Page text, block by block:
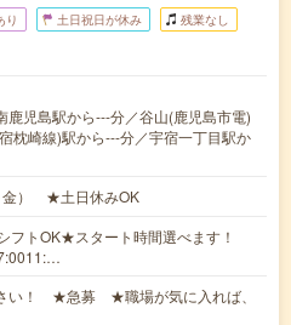
り 土日祝日が休み 残業なし
鹿児島駅から---分／谷山(鹿児島市電)
枕崎線)駅から---分／宇宿一丁目駅か
金） ★土日休みOK
フトOK★スタート時間選べます！
い！ ★急募 ★職場が気に入れば、